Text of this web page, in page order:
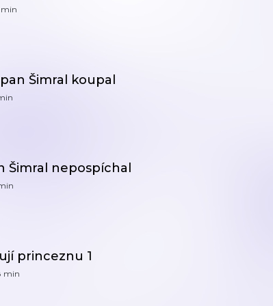
Šimral koupal
Šimral nepospíchal
princeznu 1
min